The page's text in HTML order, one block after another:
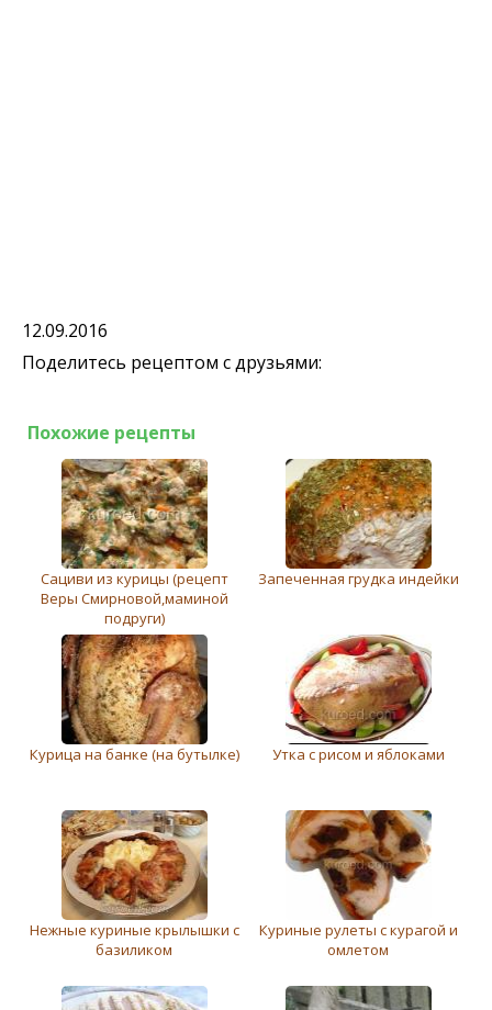
12.09.2016
Поделитесь рецептом с друзьями:
Похожие рецепты
Сациви из курицы (рецепт
Веры Смирновой,маминой
подруги)
Запеченная грудка индейки
Курица на банке (на бутылке) Утка с рисом и яблоками
Нежные куриные крылышки с
базиликом
Куриные рулеты с курагой и
омлетом